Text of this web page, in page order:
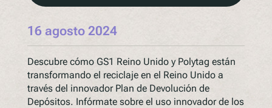
16 agosto 2024
Descubre cómo GS1 Reino Unido y Polytag están
transformando el reciclaje en el Reino Unido a
través del innovador Plan de Devolución de
Depósitos. Infórmate sobre el uso innovador de los